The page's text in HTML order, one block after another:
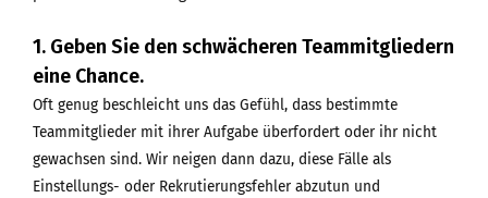
1. Geben Sie den schwächeren Teammitgliedern
eine Chance.
Oft genug beschleicht uns das Gefühl, dass bestimmte
Teammitglieder mit ihrer Aufgabe überfordert oder ihr nicht
gewachsen sind. Wir neigen dann dazu, diese Fälle als
Einstellungs- oder Rekrutierungsfehler abzutun und